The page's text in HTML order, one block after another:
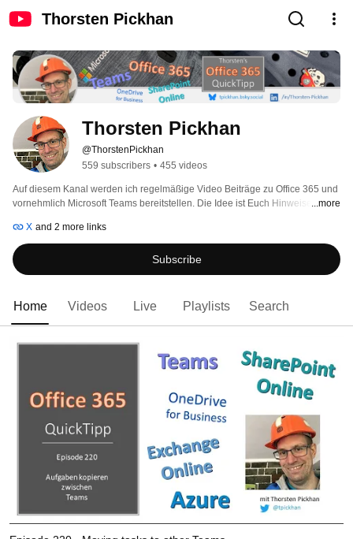
Thorsten Pickhan
Thorsten Pickhan
@ThorstenPickhan
559 subscribers • 455 videos
Auf diesem Kanal werden ich regelmäßige Video Beiträge zu Office 365 und
vornehmlich Microsoft Teams bereitstellen. Die Idee ist Euch Hinweise zu
täglichen Abläufen einbauen könnt. Welche Mehrwerte ergeben Sie für Euch
als Endanwender und wie setzt Ihr die Office 365 Dienste am besten ein.
Wie könnt Ihr mit Tool A Eure Abläufe optimieren oder mit Tool B
vereinfachen.
...more
X and 2 more links
Subscribe
Home Videos Live Playlists Search